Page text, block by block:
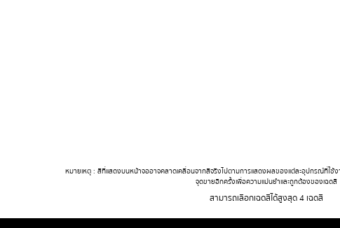
หมายเหตุ : สีที่แสดงบนหน้าจออาจคลาดเคลื่อนจากสีจริงไปตามการแสดงผลของแต่ละอุปกรณ์ที่ใช้
จุดขายอีกครั้งเพื่อความแม่นยำและถูกต้องของเฉดสี​
สามารถเลือกเฉดสีได้สูงสุด 4 เฉดสี